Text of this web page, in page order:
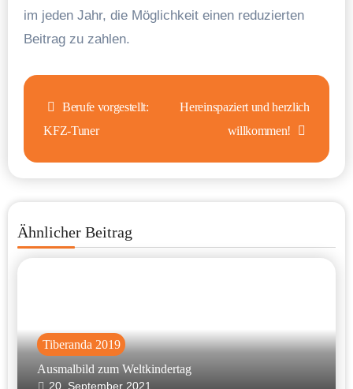
im jeden Jahr, die Möglichkeit einen reduzierten
Beitrag zu zahlen.
Beitragsnavigation
Berufe vorgestellt:
KFZ-Tuner
Hereinspaziert und herzlich
willkommen!
Ähnlicher Beitrag
Tiberanda 2019
Ausmalbild zum Weltkindertag
20. September 2021